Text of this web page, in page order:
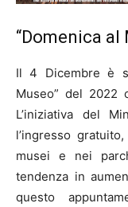
“Domenica al
Il 4 Dicembre è
Museo” del 2022
L’iniziativa del
l’ingresso
musei e nei
tendenza in
questo